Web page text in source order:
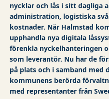
nycklar och lås i sitt dagliga
administration, logistiska
kostnader. När Halmstad
upphandla nya digitala
förenkla nyckelhanteringen
som leverantör. Nu har de
på plats och i samband med
kommunens berörda
med representanter från